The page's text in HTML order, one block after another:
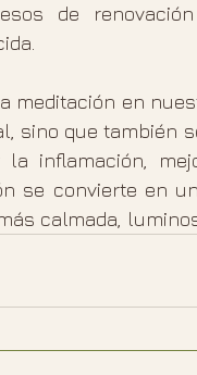
de
meditación en
sino que también
la inflamación,
se convierte en
calmada,